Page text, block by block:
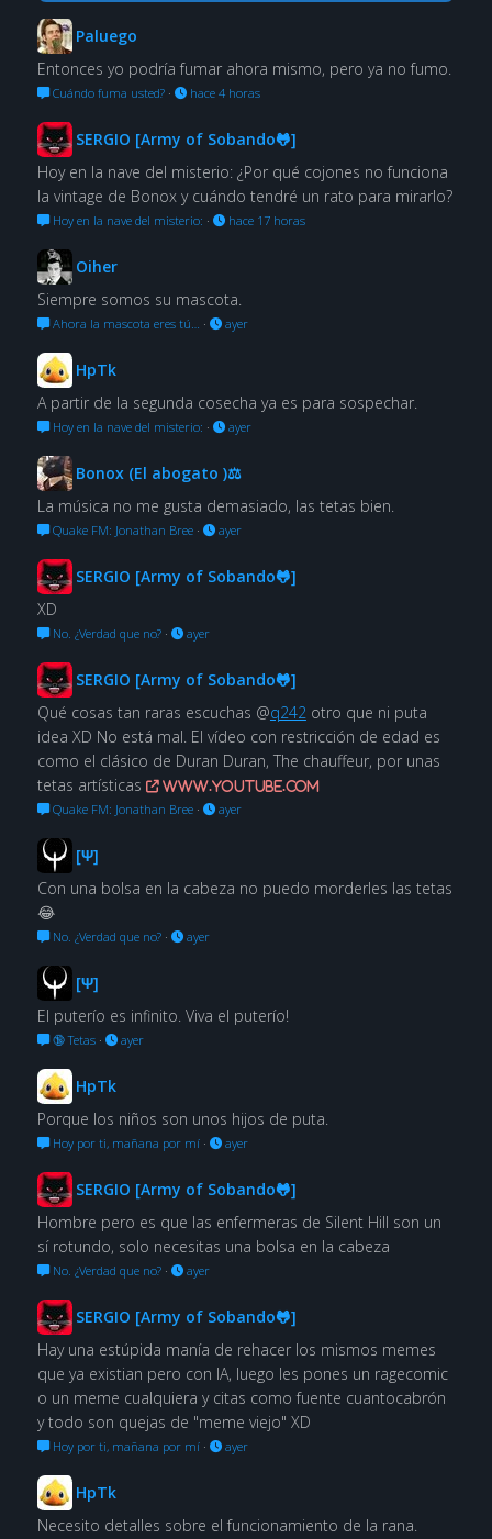
Paluego
Entonces yo podría fumar ahora mismo, pero ya no fumo.
Cuándo fuma usted?· hace 4 horas
SERGIO [Army of Sobando🐸]
Hoy en la nave del misterio: ¿Por qué cojones no funciona
la vintage de Bonox y cuándo tendré un rato para mirarlo?
Hoy en la nave del misterio: · hace 17 horas
Oiher
Siempre somos su mascota.
Ahora la mascota eres tú… · ayer
HpTk
A partir de la segunda cosecha ya es para sospechar.
Hoy en la nave del misterio: · ayer
Bonox (El abogato )⚖
La música no me gusta demasiado, las tetas bien.
Quake FM: Jonathan Bree· ayer
SERGIO [Army of Sobando🐸]
XD
No. ¿Verdad que no?· ayer
SERGIO [Army of Sobando🐸]
Qué cosas tan raras escuchas @q242 otro que ni puta
idea XD No está mal. El vídeo con restricción de edad es
como el clásico de Duran Duran, The chauffeur, por unas
tetas artísticas
www.youtube.com
Quake FM: Jonathan Bree· ayer
[Ψ]
Con una bolsa en la cabeza no puedo morderles las tetas
😂
No. ¿Verdad que no?· ayer
[Ψ]
El puterío es infinito. Viva el puterío!
🔞 Tetas· ayer
HpTk
Porque los niños son unos hijos de puta.
Hoy por ti, mañana por mí· ayer
SERGIO [Army of Sobando🐸]
Hombre pero es que las enfermeras de Silent Hill son un
sí rotundo, solo necesitas una bolsa en la cabeza
No. ¿Verdad que no?· ayer
SERGIO [Army of Sobando🐸]
Hay una estúpida manía de rehacer los mismos memes
que ya existian pero con IA, luego les pones un ragecomic
o un meme cualquiera y citas como fuente cuantocabrón
y todo son quejas de "meme viejo" XD
Hoy por ti, mañana por mí· ayer
HpTk
Necesito detalles sobre el funcionamiento de la rana.